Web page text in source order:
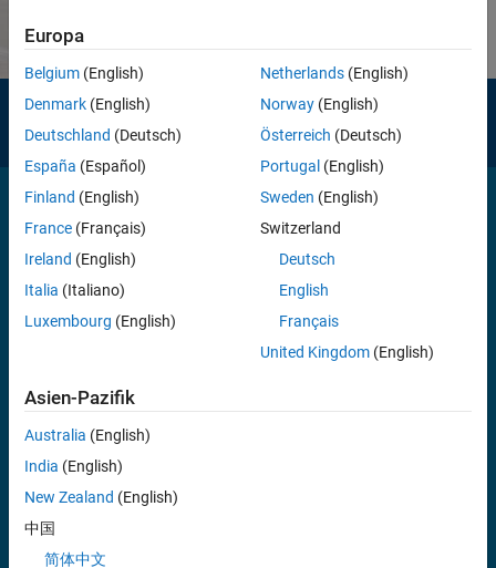
Need help?
Contact MathWorks Support
100,000+
companies, from market leaders to startups, use MATLAB and
MATLAB and Simulink references in research citations
Europa
Belgium (English)
Denmark (English)
Deutschland (Deutsch)
España (Español)
Finland (English)
France (Français)
Ireland (English)
Italia (Italiano)
Luxembourg (English)
Netherlands(English)
Norway(English)
Österreich (Deutsch)
Portugal (English)
Sweden (English)
Switzerland
Deutsch
English
Français
United Kingdom(English)
Asien-Pazifik
Australia (English)
India (English)
New Zealand (English)
中国
简体中文